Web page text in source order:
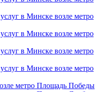
в Минске возле метро
в Минске возле метро
в Минске возле метро
в Минске возле метро
метро Площадь Победы